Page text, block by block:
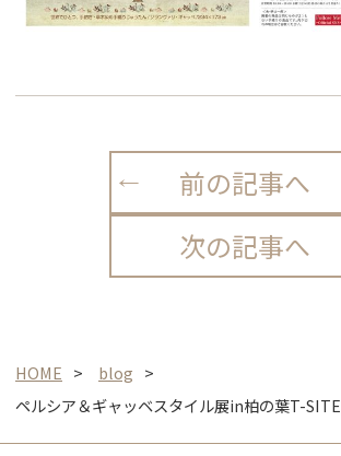
前の記事へ
次の記事へ
HOME
blog
ペルシア＆ギャッベスタイル展in柏の葉T-SITE